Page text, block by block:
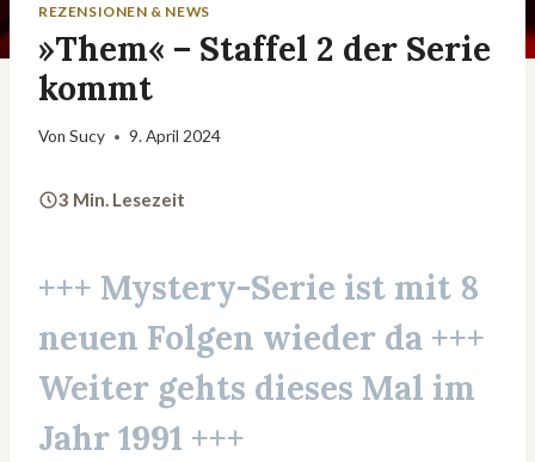
REZENSIONEN & NEWS
»Them« – Staffel 2 der Serie
kommt
Von Sucy 9. April 2024
3 Min. Lesezeit
+++ Mystery-Serie ist mit 8
neuen Folgen wieder da +++
Weiter gehts dieses Mal im
Jahr1991 +++